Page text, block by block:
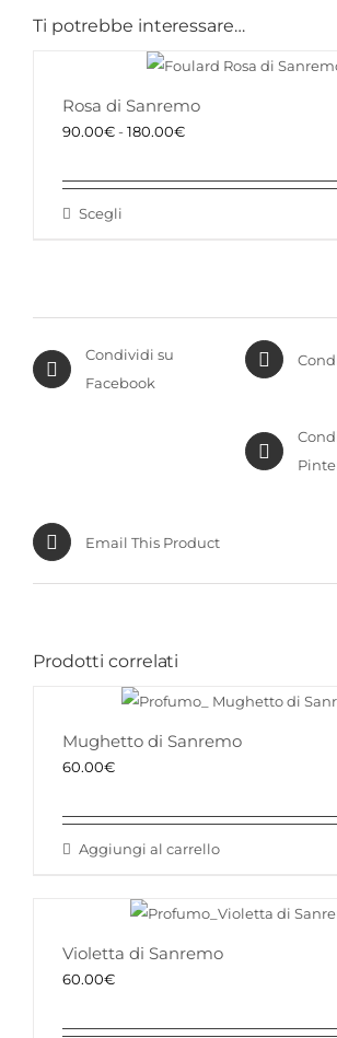
Ti potrebbe interessare…
Rosa di Sanremo
90.00€-180.00€Fascia
prezzo:
Scegli
Le
opzioni
prodotto
Condividi su
Facebook
Email This Product
Prodotti correlati
Mughetto di Sanremo
60.00€
Aggiungi al carrello
Violetta di Sanremo
60.00€